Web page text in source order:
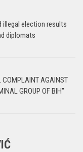
illegal election results
diplomats
COMPLAINT AGAINST
GROUP OF BIH”